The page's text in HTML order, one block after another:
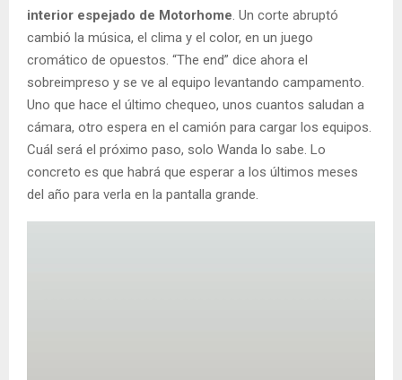
interior espejado de Motorhome. Un corte abruptó
cambió la música, el clima y el color, en un juego
cromático de opuestos. “The end” dice ahora el
sobreimpreso y se ve al equipo levantando campamento.
Uno que hace el último chequeo, unos cuantos saludan a
cámara, otro espera en el camión para cargar los equipos.
Cuál será el próximo paso, solo Wanda lo sabe. Lo
concreto es que habrá que esperar a los últimos meses
del año para verla en la pantalla grande.